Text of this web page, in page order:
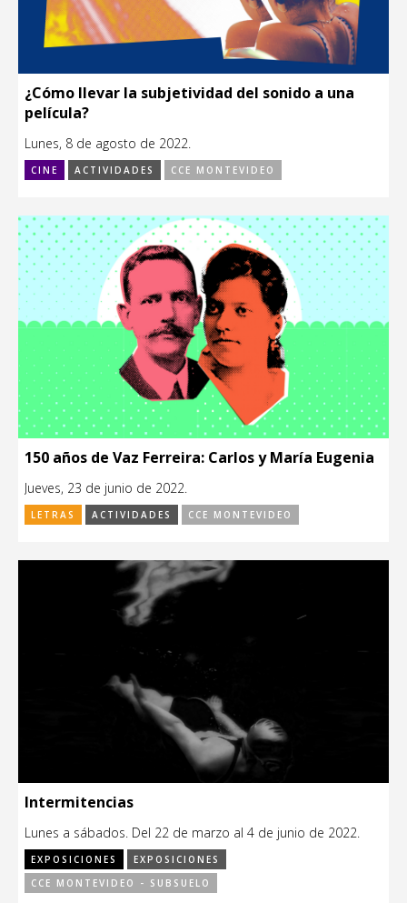
¿Cómo llevar la subjetividad del sonido a una
película?
Lunes, 8 de agosto de 2022.
CINE ACTIVIDADES CCE MONTEVIDEO
150 años de Vaz Ferreira: Carlos y María Eugenia
Jueves, 23 de junio de 2022.
LETRAS ACTIVIDADES CCE MONTEVIDEO
Intermitencias
Lunes a sábados. Del 22 de marzo al 4 de junio de 2022.
EXPOSICIONES
EXPOSICIONES
CCE MONTEVIDEO - SUBSUELO